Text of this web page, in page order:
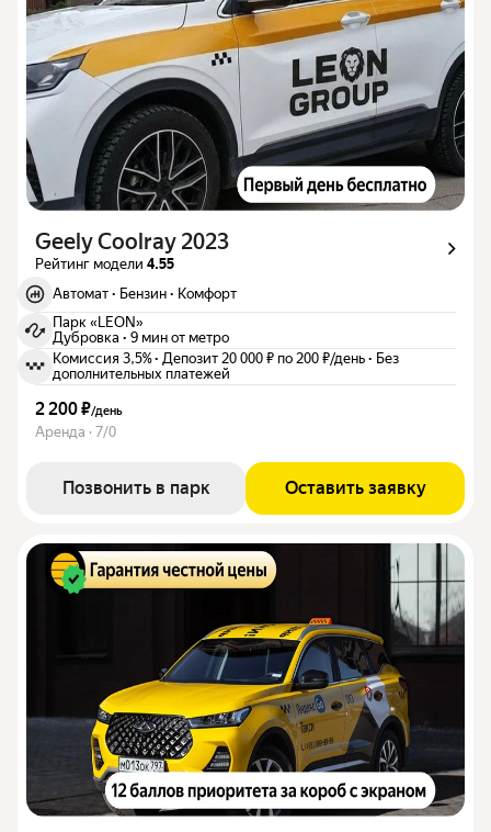
Geely Coolray 2023
Рейтинг модели 4.55
Автомат · Бензин · Комфорт
Парк «LEON»
Дубровка · 9 мин от метро
Комиссия 3,5%· Депозит 20 000 ₽ по 200 ₽/день · Без
дополнительных платежей
2 200 ₽/день
Аренда · 7/0
Позвонить в парк Оставить заявку